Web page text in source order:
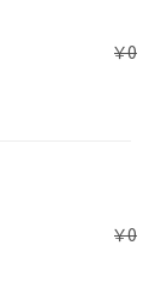
￥0
￥0